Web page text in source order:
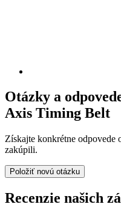
Otázky a
Axis Timing Belt
Získajte konkrétne odpovede
zakúpili.
Položiť novú otázku
Recenzie našich